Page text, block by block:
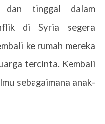
dan tinggal dalam
di Syria segera
ke rumah mereka
tercinta. Kembali
sebagaimana anak-